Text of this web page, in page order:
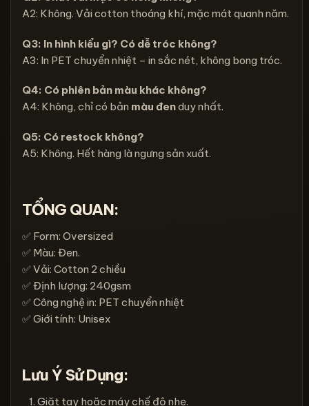
A2: Không. Vải cotton thoáng khí, mặc mát quanh năm.
Q3: In hình kiểu gì? Có dễ tróc không?
A3: In PET chuyển nhiệt – in sắc nét, không bong tróc.
Q4: Có phiên bản màu khác không?
A4: Không, chỉ có bản màu đenduy nhất.
Q5: Có restock không?
A5: Không. Hết hàng là ngưng sản xuất.
TỔNG QUAN:
✅ Form: Oversized
✅ Màu: Đen.
✅ Vải: Cotton 2 chiều
✅ Định lượng: 240gsm
✅ Công nghệ in: PET chuyển nhiệt
✅ Giới tính: Unisex
Lưu Ý Sử Dụng:
Giặt tay hoặc máy chế độ nhẹ.